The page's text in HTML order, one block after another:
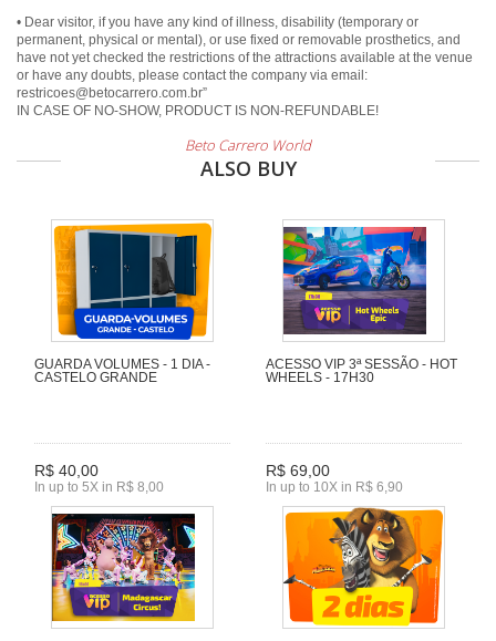
• Dear visitor, if you have any kind of illness, disability (temporary or
permanent, physical or mental), or use fixed or removable prosthetics, and
have not yet checked the restrictions of the attractions available at the venue
or have any doubts, please contact the company via email:
restricoes@betocarrero.com.br”
IN CASE OF NO-SHOW, PRODUCT IS NON-REFUNDABLE!
Beto Carrero World
ALSO BUY
GUARDA VOLUMES - 1 DIA -
CASTELO GRANDE
R$ 40,00
In up to 5X in R$ 8,00
ACESSO VIP 3ª SESSÃO - HOT
WHEELS - 17H30
R$ 69,00
In up to 10X in R$ 6,90